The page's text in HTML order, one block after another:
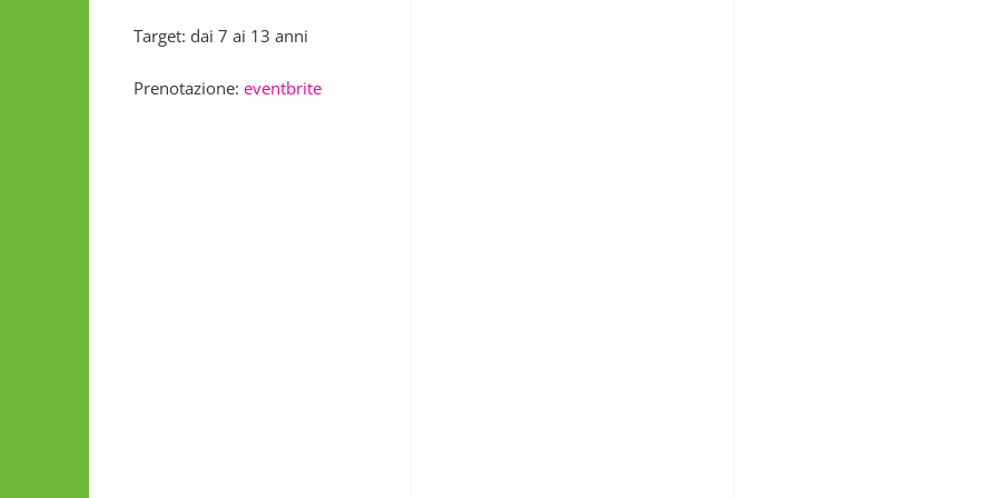
Target: dai 7 ai 13 anni
Prenotazione: eventbrite